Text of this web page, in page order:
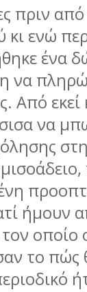
πριν
κι ενώ
ένα
να
Από
να
στη
ήµουν
οποίο
το πώς